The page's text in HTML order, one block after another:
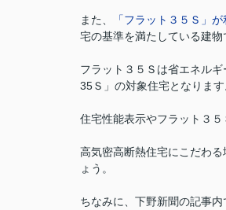
また、 「フラット３５Ｓ」
宅の基準を満たしている建物
フラット３５Ｓは省エネル
35Ｓ」の対象住宅となります
住宅性能表示やフラット３
高気密高断熱住宅にこだわ
ょう。
ちなみに、下野新聞の記事